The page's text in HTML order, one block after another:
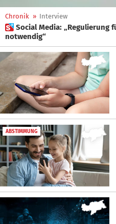
Chronik » Interview
 Social Media: „Regulierung für alle Altersgruppen
notwendig“
ABSTIMMUNG